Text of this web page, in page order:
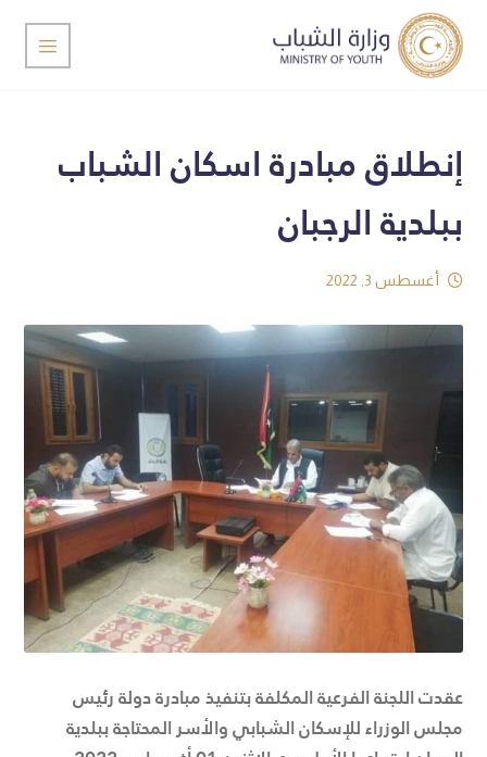
إنطلاق مبادرة اسكان الشباب
ببلدية الرجبان
أغسطس 3, 2022
عقدت اللجنة الفرعية المكلفة بتنفيذ مبادرة دولة رئيس
مجلس الوزراء للإسكان الشبابي والأسر المحتاجة ببلدية